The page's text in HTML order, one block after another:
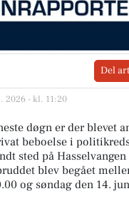
Del
2026 - kl. 11:20
døgn er der blevet
beboelse i
sted på Hasselvangen
blev begået
og søndag den 14.